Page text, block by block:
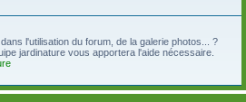
l'utilisation du forum, de la galerie photos... ?
jardinature vous apportera l'aide nécessaire.